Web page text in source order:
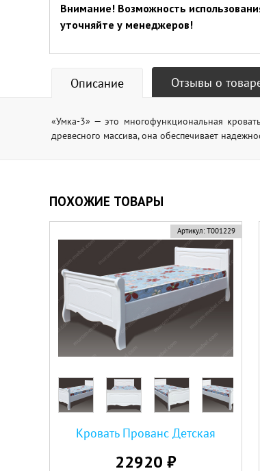
Внимание! Возможность
уточняйте у менеджеров!
Описание Отзывы о
«Умка-3» — это многофункциональная
древесного массива, она обеспечивает
ПОХОЖИЕ ТОВАРЫ
Артикул: Т001229
Кровать Прованс Детская
22920 ₽